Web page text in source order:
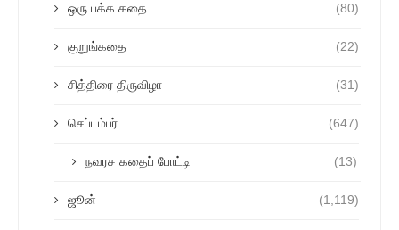
ஒரு பக்க கதை (80)
குறுங்கதை (22)
சித்திரை திருவிழா (31)
செப்டம்பர் (647)
நவரச கதைப் போட்டி (13)
ஜூன் (1,119)